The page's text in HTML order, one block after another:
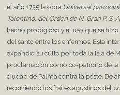
el año 1735 la obra Universal
Tolentino, del Orden de N. Gran P. S.
hecho prodigioso y el uso que se
del santo entre los enfermos. Esta
expandió su culto por toda la Isla de
proclamación como co-patrono de la
ciudad de Palma contra la peste. De
recorriendo los frailes agustinos del